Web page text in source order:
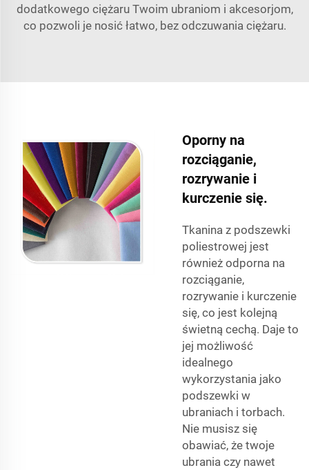
dodatkowego ciężaru Twoim ubraniom i akcesorjom,
co pozwoli je nosić łatwo, bez odczuwania ciężaru.
Oporny na
rozciąganie,
rozrywanie i
kurczenie się.
Tkanina z podszewki
poliestrowej jest
również odporna na
rozciąganie,
rozrywanie i kurczenie
się, co jest kolejną
świetną cechą. Daje to
jej możliwość
idealnego
wykorzystania jako
podszewki w
ubraniach i torbach.
Nie musisz się
obawiać, że twoje
ubrania czy nawet